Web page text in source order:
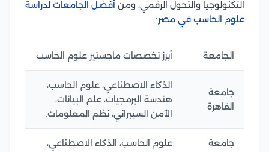
التكنولوجيا والتحول الرقمي، ومن أفضل الجامعات لدراسة
علوم الحاسب في مصر:
الجامعة أبرز تخصصات ماجستير علوم الحاسب
جامعة
القاهرة
الذكاء الاصطناعي، علوم الحاسب،
هندسة البرمجيات، علم البيانات،
الأمن السيبراني، نظم المعلومات.
جامعة
علوم الحاسب، الذكاء الاصطناعي،